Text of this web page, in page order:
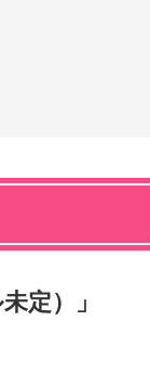
定）」